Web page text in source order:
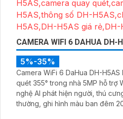
CAMERA WIFI 6 DAHUA DH-
5%-35%
Camera WiFi 6 DaHua DH-
quét 355° trong nhà 5MP hỗ trợ
nghệ AI phát hiện người, thú
thường, ghi hình màu ban đêm